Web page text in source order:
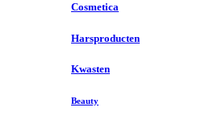
Cosmetica
Harsproducten
Kwasten
Beauty